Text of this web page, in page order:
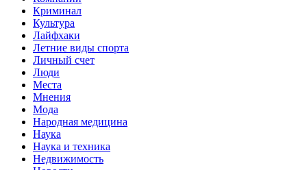
Криминал
Культура
Лайфхаки
Летние виды спорта
Личный счет
Люди
Места
Мнения
Мода
Народная медицина
Наука
Наука и техника
Недвижимость